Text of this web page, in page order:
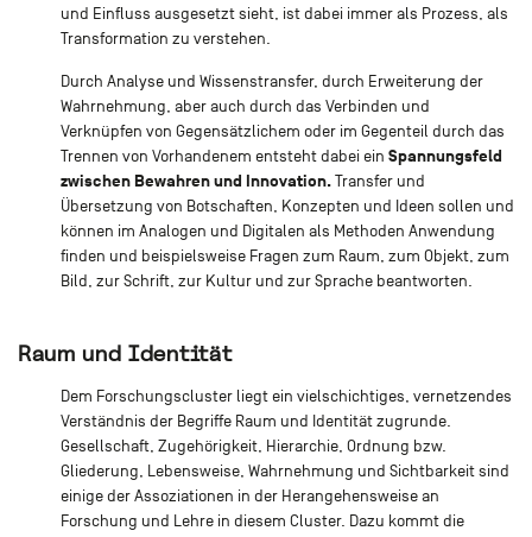
und Einfluss ausgesetzt sieht, ist dabei immer als Prozess, als
Transformation zu verstehen.
Durch Analyse und Wissenstransfer, durch Erweiterung der
Wahrnehmung, aber auch durch das Verbinden und
Verknüpfen von Gegensätzlichem oder im Gegenteil durch das
Trennen von Vorhandenem entsteht dabei ein Spannungsfeld
zwischen Bewahren und Innovation.Transfer und
Übersetzung von Botschaften, Konzepten und Ideen sollen und
können im Analogen und Digitalen als Methoden Anwendung
finden und beispielsweise Fragen zum Raum, zum Objekt, zum
Bild, zur Schrift, zur Kultur und zur Sprache beantworten.
Raum und Identität
Dem Forschungscluster liegt ein vielschichtiges, vernetzendes
Verständnis der Begriffe Raum und Identität zugrunde.
Gesellschaft, Zugehörigkeit, Hierarchie, Ordnung bzw.
Gliederung, Lebensweise, Wahrnehmung und Sichtbarkeit sind
einige der Assoziationen in der Herangehensweise an
Forschung und Lehre in diesem Cluster. Dazu kommt die